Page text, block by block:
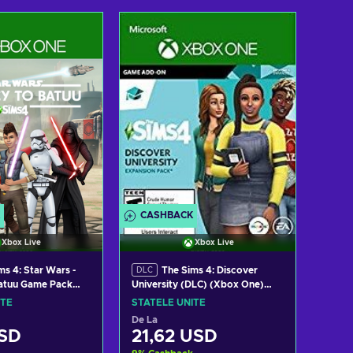
ofertele Vezi ofertele
Xbox Live
4: Star Wars -
Game Pack
Key UNITED
CASHBACK
Xbox Live
DLC
The Sims 4: Discover
University (DLC) (Xbox One)
Xbox Live Key UNITED STATES
STATELE UNITE
De La
21,62 USD